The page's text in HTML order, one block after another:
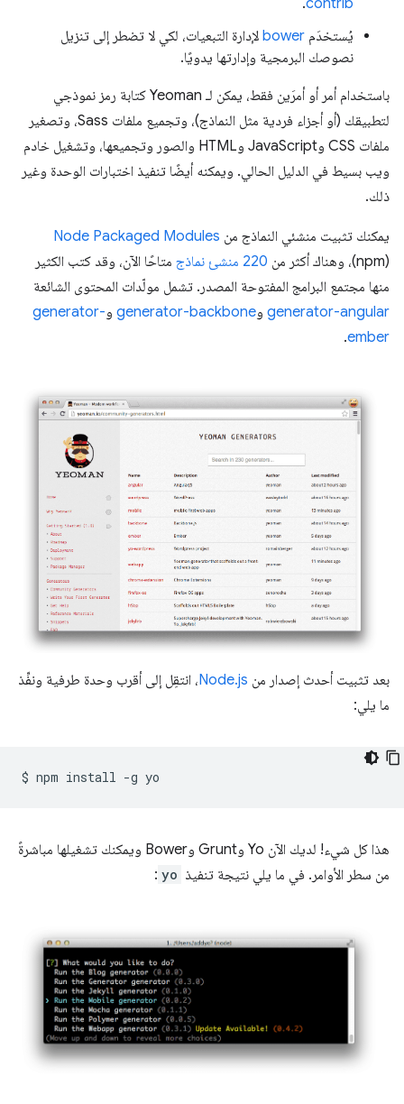
contrib
.
يُستخدَم bower لإدارة التبعيات، لكي لا تضطر إلى تنزيل
نصوصك البرمجية وإدارتها يدويًا.
باستخدام أمر أو أمرَين فقط، يمكن لـ Yeoman كتابة رمز نموذجي
لتطبيقك (أو أجزاء فردية مثل النماذج)، وتجميع ملفات Sass، وتصغير
ملفات CSS وJavaScript وHTML والصور وتجميعها، وتشغيل خادم
ويب بسيط في الدليل الحالي. ويمكنه أيضًا تنفيذ اختبارات الوحدة وغير
ذلك.
يمكنك تثبيت منشئي النماذج من Node Packaged Modules
(npm)، وهناك أكثر من
220 منشئ نماذج
متاحًا الآن، وقد كتب الكثير
منها مجتمع البرامج المفتوحة المصدر. تشمل مولّدات المحتوى الشائعة
generator-angular وgenerator-backbone وgenerator-
ember
.
بعد تثبيت أحدث إصدار من Node.js، انتقِل إلى أقرب وحدة طرفية ونفِّذ
ما يلي:
$ npm install -g
هذا كل شيء! لديك الآن Yo وGrunt وBower ويمكنك تشغيلها مباشرةً
من سطر الأوامر. في ما يلي نتيجة تنفيذ yo
: